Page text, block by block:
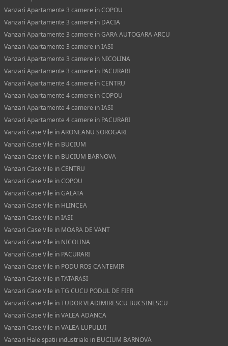
Vanzari Apartamente 3 camere in COPOU
Vanzari Apartamente 3 camere in DACIA
Vanzari Apartamente 3 camere in GARA AUTOGARA ARCU
Vanzari Apartamente 3 camere in IASI
Vanzari Apartamente 3 camere in NICOLINA
Vanzari Apartamente 3 camere in PACURARI
Vanzari Apartamente 4 camere in CENTRU
Vanzari Apartamente 4 camere in COPOU
Vanzari Apartamente 4 camere in IASI
Vanzari Apartamente 4 camere in PACURARI
Vanzari Case Vile in ARONEANU SOROGARI
Vanzari Case Vile in BUCIUM
Vanzari Case Vile in BUCIUM BARNOVA
Vanzari Case Vile in CENTRU
Vanzari Case Vile in COPOU
Vanzari Case Vile in GALATA
Vanzari Case Vile in HLINCEA
Vanzari Case Vile in IASI
Vanzari Case Vile in MOARA DE VANT
Vanzari Case Vile in NICOLINA
Vanzari Case Vile in PACURARI
Vanzari Case Vile in PODU ROS CANTEMIR
Vanzari Case Vile in TATARASI
Vanzari Case Vile in TG CUCU PODUL DE FIER
Vanzari Case Vile in TUDOR VLADIMIRESCU BUCSINESCU
Vanzari Case Vile in VALEA ADANCA
Vanzari Case Vile in VALEA LUPULUI
Vanzari Hale spatii industriale in BUCIUM BARNOVA